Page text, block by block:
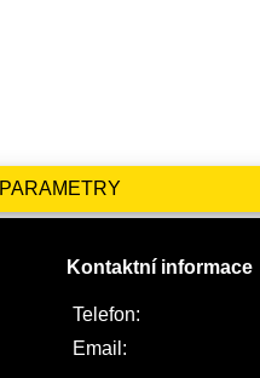
PARAMETRY
Kontaktní informace
Telefon:
Email: